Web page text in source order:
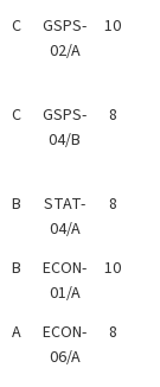
C
GSPS-
02/A
10
C
GSPS-
04/B
8
B
STAT-
04/A
8
B
ECON-
01/A
10
A
ECON-
06/A
8